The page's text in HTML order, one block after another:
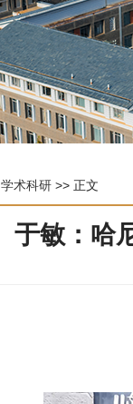
学术科研>> 正文
于敏：哈